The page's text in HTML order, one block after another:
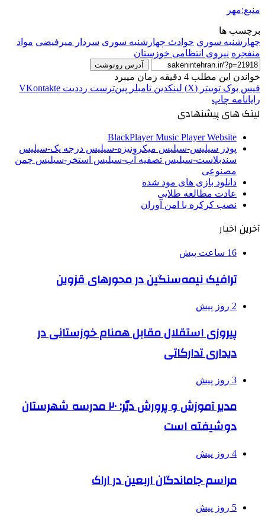
منبع:مهر
برچسب ها
چهارشنبه سوري حوادث چهارشنبه سوری سردار میرفیضی مواد
منفجره نیروی انتظامی خوزستان
آدرس رونوشت
خواندن این مطلب 4 دقیقه زمان میبرد
فیس بوک توییتر (X) لینکدین ‫تامبلر ‫پین‌ترست ‫رددیت ‫VKontakte
رایانامه چاپ
لینک های پیشنهادی
BlackPlayer Music Player Website
پودر سیلیس-سیلیس میکرونیزه-سیلیس درجه یک-سیلیس
سندبلاست-سیلیس تصفیه آب-سیلیس استخر-سیلیس چمن
مصنوعی
دانلود بازی های مود شده
عادت مطالعه طلایی
نصب کرکره با امن آوران
آخرین اخبار
16 ساعت پیش
ترافیک نیمه‌سنگین در محورهای قزوین
2 روز پیش
پیروزی استقلال مقابل همنام خوزستانی در
دیداری تدارکاتی
3 روز پیش
مدیر آموزش و پرورش دیّر: ۲۰ مدرسه شهرستان
دوشیفته است
4 روز پیش
مراسم جاماندگان اربعین در اراک
5 روز پیش